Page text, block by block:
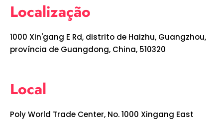
Localização
1000 Xin'gang E Rd, distrito de Haizhu, Guangzhou,
província de Guangdong, China, 510320
Local
Poly World Trade Center, No. 1000 Xingang East